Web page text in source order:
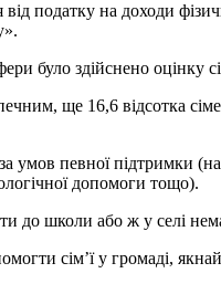
податку на доходи
було здійснено оцінку
ще 16,6 відсотка
умов певної підтримки
допомоги тощо).
до школи або ж у селі
сім’ї у громаді,